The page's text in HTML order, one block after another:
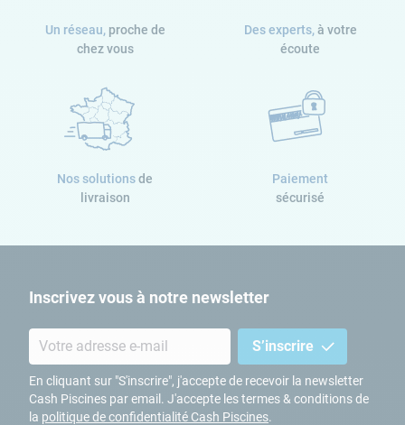
Un réseau, proche de
chez vous
Des experts, à votre
écoute
Nos solutionsde
livraison
Paiement
sécurisé
Inscrivez vous à notre newsletter
S’inscrire
En cliquant sur "S'inscrire", j'accepte de recevoir la newsletter
Cash Piscines par email. J'accepte les termes & conditions de
la politique de confidentialité Cash Piscines.